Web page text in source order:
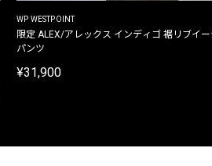
WP WESTPOINT
限定 ALEX/アレックス インディゴ 裾リブイー
パンツ
¥31,900